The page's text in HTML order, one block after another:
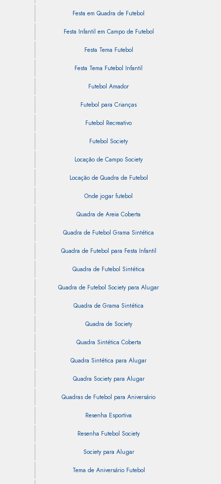
Festa em Quadra de Futebol
Festa Infantil em Campo de Futebol
Festa Tema Futebol
Festa Tema Futebol Infantil
Futebol Amador
Futebol para Crianças
Futebol Recreativo
Futebol Society
Locação de Campo Society
Locação de Quadra de Futebol
Onde jogar futebol
Quadra de Areia Coberta
Quadra de Futebol Grama Sintética
Quadra de Futebol para Festa Infantil
Quadra de Futebol Sintética
Quadra de Futebol Society para Alugar
Quadra de Grama Sintética
Quadra de Society
Quadra Sintética Coberta
Quadra Sintética para Alugar
Quadra Society para Alugar
Quadras de Futebol para Aniversário
Resenha Esportiva
Resenha Futebol Society
Society para Alugar
Tema de Aniversário Futebol